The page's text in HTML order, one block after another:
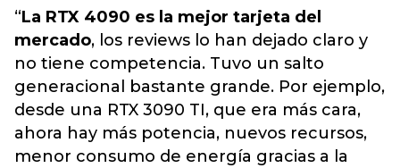
“La RTX 4090 es la mejor tarjeta del
mercado, los reviews lo han dejado claro y
no tiene competencia. Tuvo un salto
generacional bastante grande. Por ejemplo,
desde una RTX 3090 TI, que era más cara,
ahora hay más potencia, nuevos recursos,
menor consumo de energía gracias a la